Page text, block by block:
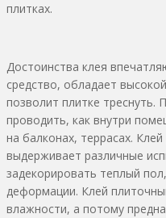
плитках.
Достоинства клея
средство, обладает
позволит плитке
проводить, как внутри
на балконах, террасах.
выдерживает различные
задекорировать теплый
деформации. Клей
влажности, а потому